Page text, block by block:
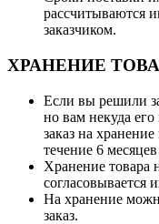
рассчитываются
заказчиком.
ХРАНЕНИЕ
Если вы решили
но вам некуда
заказ на
течение 6
Хранение товара
согласовывается
На хранение
заказ.